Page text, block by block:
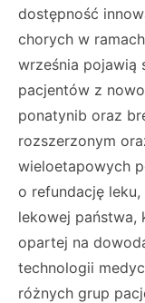
dostępność
chorych w
września pojawią
pacjentów z
ponatynib oraz
rozszerzonym
wieloetapowych
o refundację
lekowej państwa,
opartej na
technologii
różnych grup